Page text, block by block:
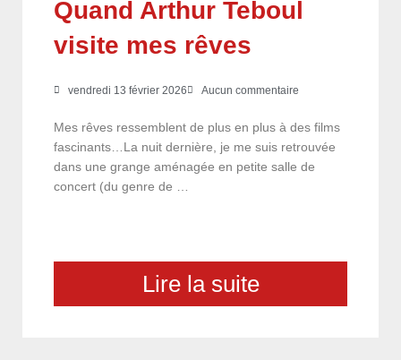
Quand Arthur Teboul
visite mes rêves
vendredi 13 février 2026 Aucun commentaire
Mes rêves ressemblent de plus en plus à des films
fascinants…La nuit dernière, je me suis retrouvée
dans une grange aménagée en petite salle de
concert (du genre de …
Lire la suite